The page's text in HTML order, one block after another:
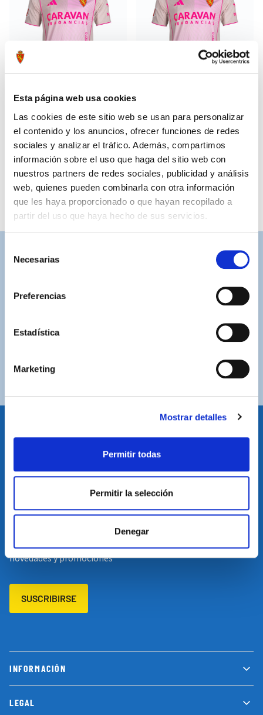
Esta página web usa cookies
Las cookies de este sitio web se usan para personalizar
el contenido y los anuncios, ofrecer funciones de redes
sociales y analizar el tráfico. Además, compartimos
información sobre el uso que haga del sitio web con
nuestros partners de redes sociales, publicidad y análisis
web, quienes pueden combinarla con otra información
que les haya proporcionado o que hayan recopilado a
partir del uso que haya hecho de sus servicios.
Necesarias
Preferencias
Estadística
Marketing
Mostrar detalles
Permitir todas
Permitir la selección
Denegar
CAMISETA AWAY 25-26
79,99 €
CAMISETA AWAY 25-26 MUJER
79,99 €
ASISTENCIA PERSONALIZADA
Plataforma de pago segura a través de tarjeta o
PayPal.
INFORMACIÓN
LEGAL
Restablecer el idioma Volver arriba
SUSCRÍBETE A NUESTRA NEWSLETTER
novedades y promociones
SUSCRIBIRSE